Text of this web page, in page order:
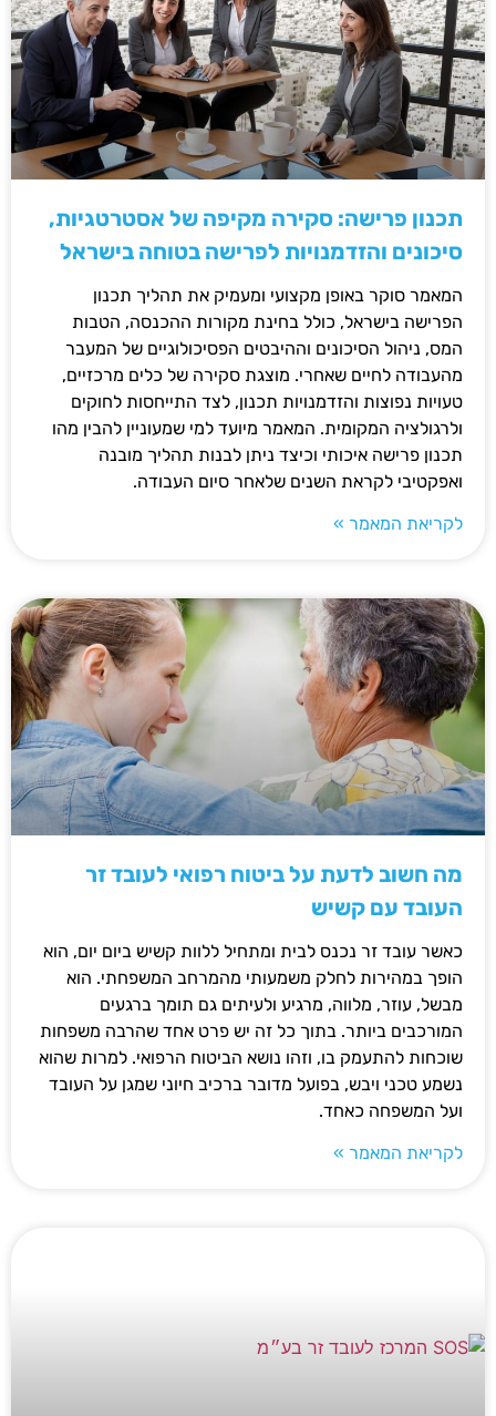
תכנון פרישה: סקירה מקיפה של אסטרטגיות,
סיכונים והזדמנויות לפרישה בטוחה בישראל
המאמר סוקר באופן מקצועי ומעמיק את תהליך תכנון
הפרישה בישראל, כולל בחינת מקורות ההכנסה, הטבות
המס, ניהול הסיכונים וההיבטים הפסיכולוגיים של המעבר
מהעבודה לחיים שאחרי. מוצגת סקירה של כלים מרכזיים,
טעויות נפוצות והזדמנויות תכנון, לצד התייחסות לחוקים
ולרגולציה המקומית. המאמר מיועד למי שמעוניין להבין מהו
תכנון פרישה איכותי וכיצד ניתן לבנות תהליך מובנה
ואפקטיבי לקראת השנים שלאחר סיום העבודה.
לקריאת המאמר »
מה חשוב לדעת על ביטוח רפואי לעובד זר
העובד עם קשיש
כאשר עובד זר נכנס לבית ומתחיל ללוות קשיש ביום יום, הוא
הופך במהירות לחלק משמעותי מהמרחב המשפחתי. הוא
מבשל, עוזר, מלווה, מרגיע ולעיתים גם תומך ברגעים
המורכבים ביותר. בתוך כל זה יש פרט אחד שהרבה משפחות
שוכחות להתעמק בו, וזהו נושא הביטוח הרפואי. למרות שהוא
נשמע טכני ויבש, בפועל מדובר ברכיב חיוני שמגן על העובד
ועל המשפחה כאחד.
לקריאת המאמר »